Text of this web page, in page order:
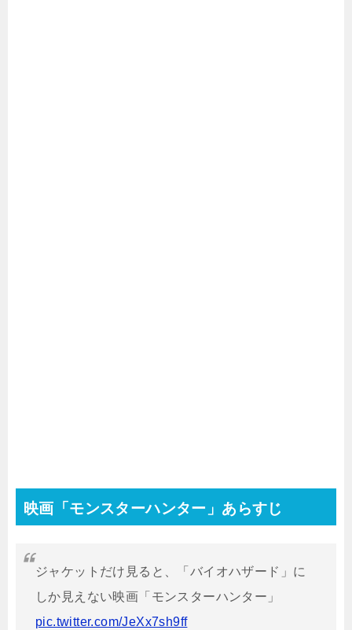
映画「モンスターハンター」あらすじ
ジャケットだけ見ると、「バイオハザード」に
しか見えない映画「モンスターハンター」
pic.twitter.com/JeXx7sh9ff